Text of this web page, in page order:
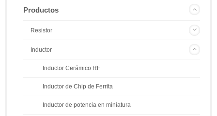
Productos
Resistor
Inductor
Inductor Cerámico RF
Inductor de Chip de Ferrita
Inductor de potencia en miniatura